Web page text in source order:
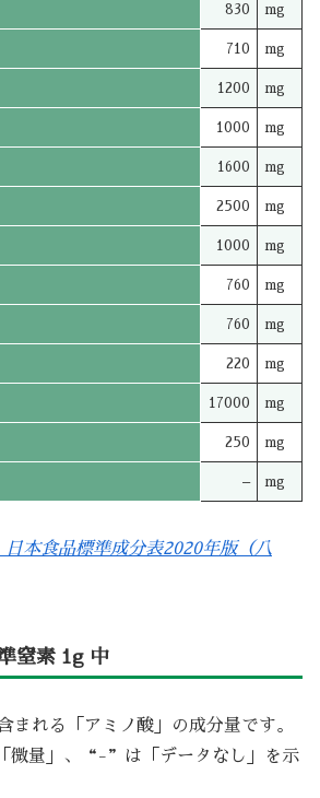
830 mg
710 mg
1200 mg
1000 mg
1600 mg
2500 mg
1000 mg
760 mg
760 mg
220 mg
17000 mg
250 mg
– mg
本食品標準成分表2020年版（八
窒素 1g 中
まれる「アミノ酸」の成分量です。
量」、“-”は「データなし」を示